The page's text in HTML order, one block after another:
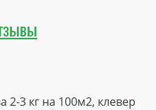
3 кг на 100м2, клевер